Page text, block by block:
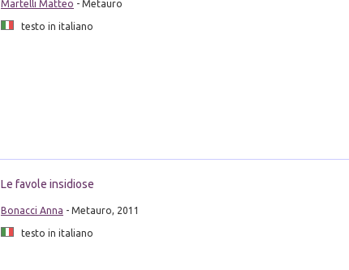
Martelli Matteo - Metauro
testo in italiano
Le favole insidiose
Bonacci Anna - Metauro, 2011
testo in italiano